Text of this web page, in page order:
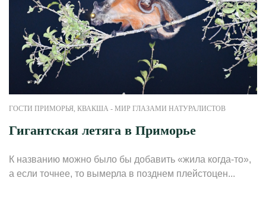
ГОСТИ ПРИМОРЬЯ, КВАКША - МИР ГЛАЗАМИ НАТУРАЛИСТОВ
Гигантская летяга в Приморье
К названию можно было бы добавить «жила когда-то»,
а если точнее, то вымерла в позднем плейстоцен...